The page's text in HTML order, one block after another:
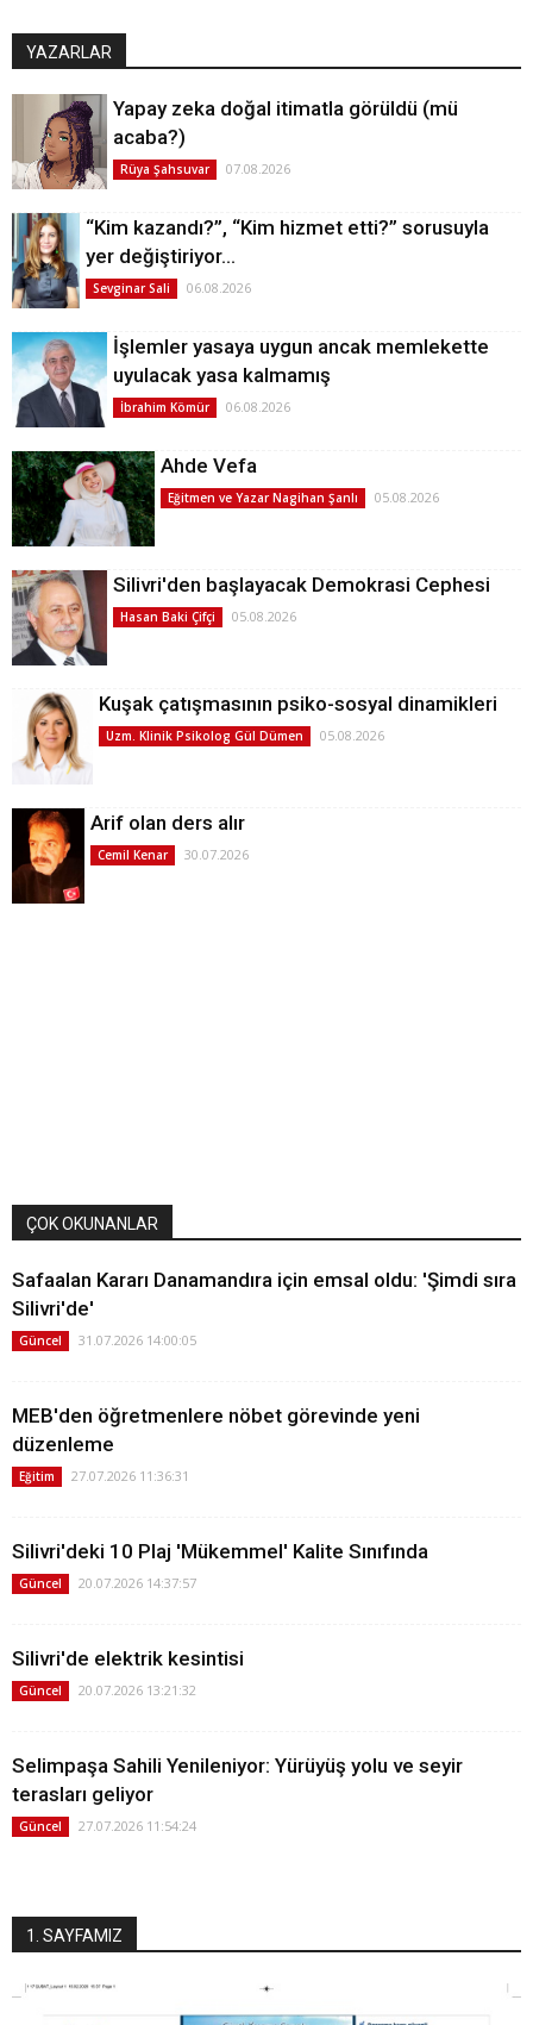
YAZARLAR
Yapay zeka doğal itimatla görüldü (mü
acaba?)
Rüya Şahsuvar 07.08.2026
“Kim kazandı?”, “Kim hizmet etti?” sorusuyla
yer değiştiriyor…
Sevginar Sali 06.08.2026
İşlemler yasaya uygun ancak memlekette
uyulacak yasa kalmamış
İbrahim Kömür 06.08.2026
Ahde Vefa
Eğitmen ve Yazar Nagihan Şanlı 05.08.2026
Silivri'den başlayacak Demokrasi Cephesi
Hasan Baki Çifçi 05.08.2026
Kuşak çatışmasının psiko-sosyal dinamikleri
Uzm. Klinik Psikolog Gül Dümen 05.08.2026
Arif olan ders alır
Cemil Kenar 30.07.2026
ÇOK OKUNANLAR
Safaalan Kararı Danamandıra için emsal oldu: 'Şimdi sıra
Silivri'de'
Güncel 31.07.2026 14:00:05
MEB'den öğretmenlere nöbet görevinde yeni
düzenleme
Eğitim 27.07.2026 11:36:31
Silivri'deki 10 Plaj 'Mükemmel' Kalite Sınıfında
Güncel 20.07.2026 14:37:57
Silivri'de elektrik kesintisi
Güncel 20.07.2026 13:21:32
Selimpaşa Sahili Yenileniyor: Yürüyüş yolu ve seyir
terasları geliyor
Güncel 27.07.2026 11:54:24
1. SAYFAMIZ